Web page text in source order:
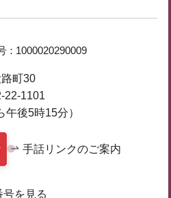
： 1000020290009
町30
22-1101
午後5時15分）
手話リンクのご案内
を見る